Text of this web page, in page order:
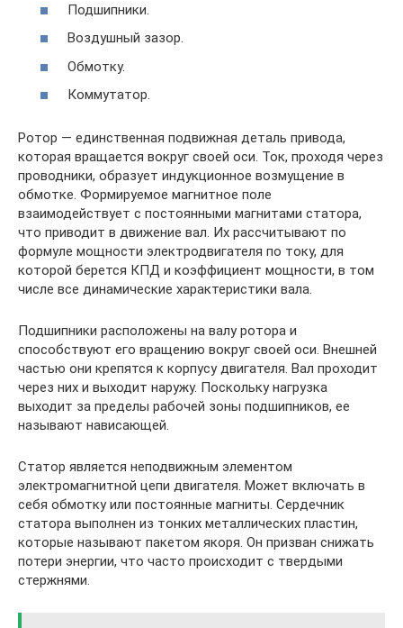
Подшипники.
Воздушный зазор.
Обмотку.
Коммутатор.
Ротор — единственная подвижная деталь привода,
которая вращается вокруг своей оси. Ток, проходя через
проводники, образует индукционное возмущение в
обмотке. Формируемое магнитное поле
взаимодействует с постоянными магнитами статора,
что приводит в движение вал. Их рассчитывают по
формуле мощности электродвигателя по току, для
которой берется КПД и коэффициент мощности, в том
числе все динамические характеристики вала.
Подшипники расположены на валу ротора и
способствуют его вращению вокруг своей оси. Внешней
частью они крепятся к корпусу двигателя. Вал проходит
через них и выходит наружу. Поскольку нагрузка
выходит за пределы рабочей зоны подшипников, ее
называют нависающей.
Статор является неподвижным элементом
электромагнитной цепи двигателя. Может включать в
себя обмотку или постоянные магниты. Сердечник
статора выполнен из тонких металлических пластин,
которые называют пакетом якоря. Он призван снижать
потери энергии, что часто происходит с твердыми
стержнями.